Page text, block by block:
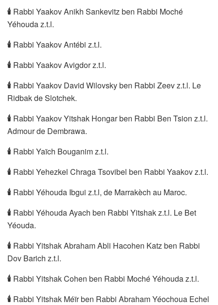
🕯 Rabbi Yaakov Anikh Sankevitz ben Rabbi Moché
Yéhouda z.t.l.
🕯 Rabbi Yaakov Antébi z.t.l.
🕯 Rabbi Yaakov Avigdor z.t.l.
🕯 Rabbi Yaakov David Wilovsky ben Rabbi Zeev z.t.l. Le
Ridbak de Slotchek.
🕯 Rabbi Yaakov Yitshak Hongar ben Rabbi Ben Tsion z.t.l.
Admour de Dembrawa.
🕯 Rabbi Yaïch Bouganim z.t.l.
🕯 Rabbi Yehezkel Chraga Tsovibel ben Rabbi Yaakov z.t.l.
🕯 Rabbi Yéhouda Ibgui z.t.l, de Marrakèch au Maroc.
🕯 Rabbi Yéhouda Ayach ben Rabbi Yitshak z.t.l. Le Bet
Yéouda.
🕯 Rabbi Yitshak Abraham Abli Hacohen Katz ben Rabbi
Dov Barich z.t.l.
🕯 Rabbi Yitshak Cohen ben Rabbi Moché Yéhouda z.t.l.
🕯 Rabbi Yitshak Méïr ben Rabbi Abraham Yéochoua Echel